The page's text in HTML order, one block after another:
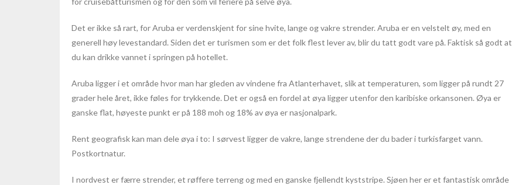
Det er ikke så rart, for Aruba er verdenskjent for sine hvite, lange og vakre strender. Aruba er en velstelt øy, med en
generell høy levestandard. Siden det er turismen som er det folk flest lever av, blir du tatt godt vare på. Faktisk så godt at
du kan drikke vannet i springen på hotellet.
Aruba ligger i et område hvor man har gleden av vindene fra Atlanterhavet, slik at temperaturen, som ligger på rundt 27
grader hele året, ikke føles for trykkende. Det er også en fordel at øya ligger utenfor den karibiske orkansonen. Øya er
ganske flat, høyeste punkt er på 188 moh og 18% av øya er nasjonalpark.
Rent geografisk kan man dele øya i to: I sørvest ligger de vakre, lange strendene der du bader i turkisfarget vann.
Postkortnatur.
I nordvest er færre strender, et røffere terreng og med en ganske fjellendt kyststripe. Sjøen her er et fantastisk område